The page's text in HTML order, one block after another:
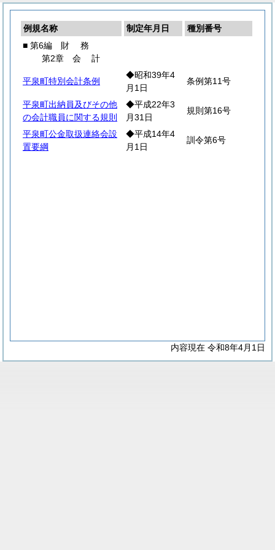
例規名称 制定年月日
種別番号
■ 第6編 財 務
第2章 会計
平泉町特別会計条例
◆昭和39年4
月1日
条例第11号
平泉町出納員及びその他
の会計職員に関する規則
◆平成22年3
月31日
規則第16号
平泉町公金取扱連絡会設
置要綱
◆平成14年4
月1日
訓令第6号
内容現在 令和8年4月1日